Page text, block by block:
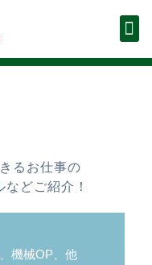
るお仕事の
どご紹介！
機械OP、他